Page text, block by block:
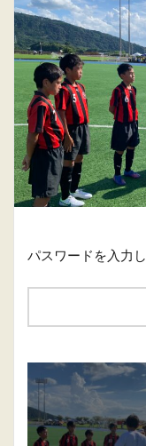
パスワードを入力